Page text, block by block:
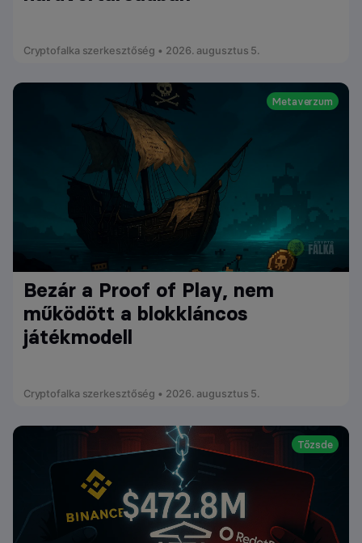
Cryptofalka szerkesztőség • 2026. augusztus 5.
Metaverzum
Bezár a Proof of Play, nem
működött a blokkláncos
játékmodell
Cryptofalka szerkesztőség • 2026. augusztus 5.
Tőzsde